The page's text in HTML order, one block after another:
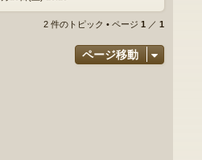
2 件のトピック • ページ 1 ／ 1
ページ移動